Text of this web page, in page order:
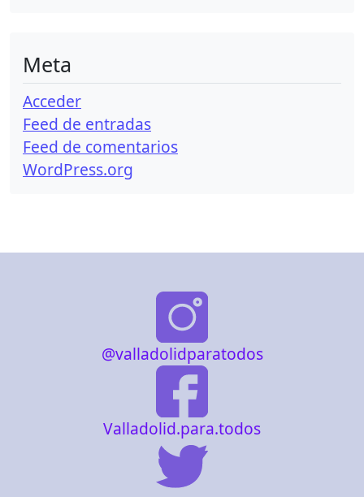
Meta
Acceder
Feed de entradas
Feed de comentarios
WordPress.org
@valladolidparatodos
Valladolid.para.todos